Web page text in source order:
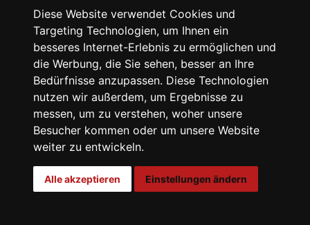
Diese Website verwendet Cookies und
Targeting Technologien, um Ihnen ein
besseres Internet-Erlebnis zu ermöglichen und
die Werbung, die Sie sehen, besser an Ihre
Bedürfnisse anzupassen. Diese Technologien
nutzen wir außerdem, um Ergebnisse zu
messen, um zu verstehen, woher unsere
Besucher kommen oder um unsere Website
weiter zu entwickeln.
Alle akzeptieren Einstellungen ändern